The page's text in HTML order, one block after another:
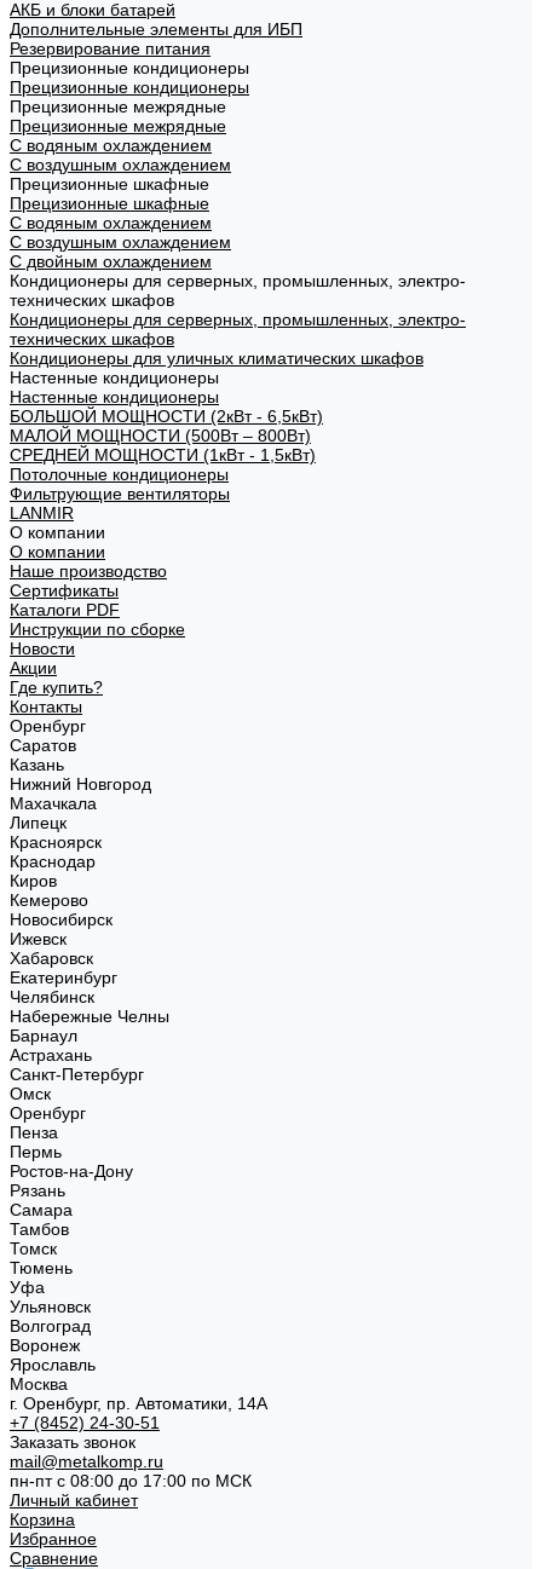
АКБ и блоки батарей
Дополнительные элементы для ИБП
Резервирование питания
Прецизионные кондиционеры
Прецизионные кондиционеры
Прецизионные межрядные
Прецизионные межрядные
С водяным охлаждением
С воздушным охлаждением
Прецизионные шкафные
Прецизионные шкафные
С водяным охлаждением
С воздушным охлаждением
С двойным охлаждением
Кондиционеры для серверных, промышленных, электро-
технических шкафов
Кондиционеры для серверных, промышленных, электро-
технических шкафов
Кондиционеры для уличных климатических шкафов
Настенные кондиционеры
Настенные кондиционеры
БОЛЬШОЙ МОЩНОСТИ (2кВт - 6,5кВт)
МАЛОЙ МОЩНОСТИ (500Вт – 800Вт)
СРЕДНЕЙ МОЩНОСТИ (1кВт - 1,5кВт)
Потолочные кондиционеры
Фильтрующие вентиляторы
LANMIR
О компании
О компании
Наше производство
Сертификаты
Каталоги PDF
Инструкции по сборке
Новости
Акции
Где купить?
Контакты
Оренбург
Саратов
Казань
Нижний Новгород
Махачкала
Липецк
Красноярск
Краснодар
Киров
Кемерово
Новосибирск
Ижевск
Хабаровск
Екатеринбург
Челябинск
Набережные Челны
Барнаул
Астрахань
Санкт-Петербург
Омск
Оренбург
Пенза
Пермь
Ростов-на-Дону
Рязань
Самара
Тамбов
Томск
Тюмень
Уфа
Ульяновск
Волгоград
Воронеж
Ярославль
Москва
г. Оренбург, пр. Автоматики, 14А
+7 (8452) 24-30-51
Заказать звонок
mail@metalkomp.ru
пн-пт с 08:00 до 17:00 по МСК
Личный кабинет
Корзина
Избранное
Сравнение